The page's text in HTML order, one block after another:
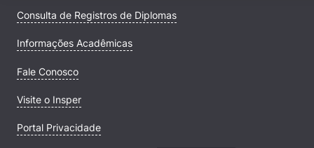
Consulta de Registros de Diplomas
Informações Acadêmicas
Fale Conosco
Visite o Insper
Portal Privacidade